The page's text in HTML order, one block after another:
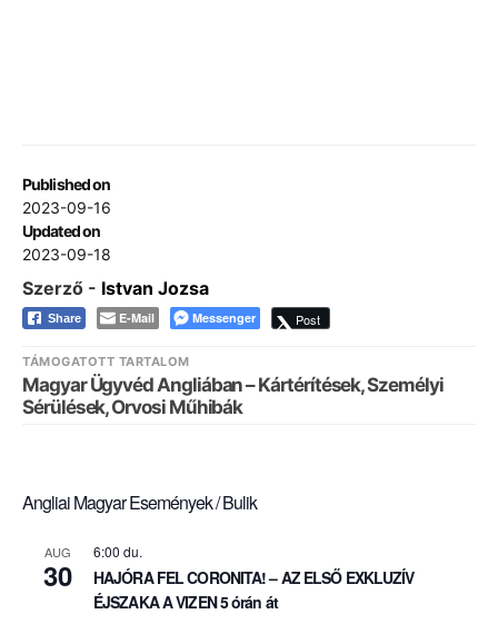
Published on
2023-09-16
Updated on
2023-09-18
Szerző - Istvan Jozsa
Share E-Mail Messenger Post
TÁMOGATOTT TARTALOM
Magyar Ügyvéd Angliában – Kártérítések, Személyi
Sérülések, Orvosi Műhibák
Angliai Magyar Események / Bulik
AUG
30
6:00 du.
HAJÓRA FEL CORONITA! – AZ ELSŐ EXKLUZÍV
ÉJSZAKA A VIZEN 5 órán át